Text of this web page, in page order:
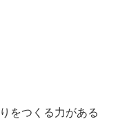
をつくる力がある